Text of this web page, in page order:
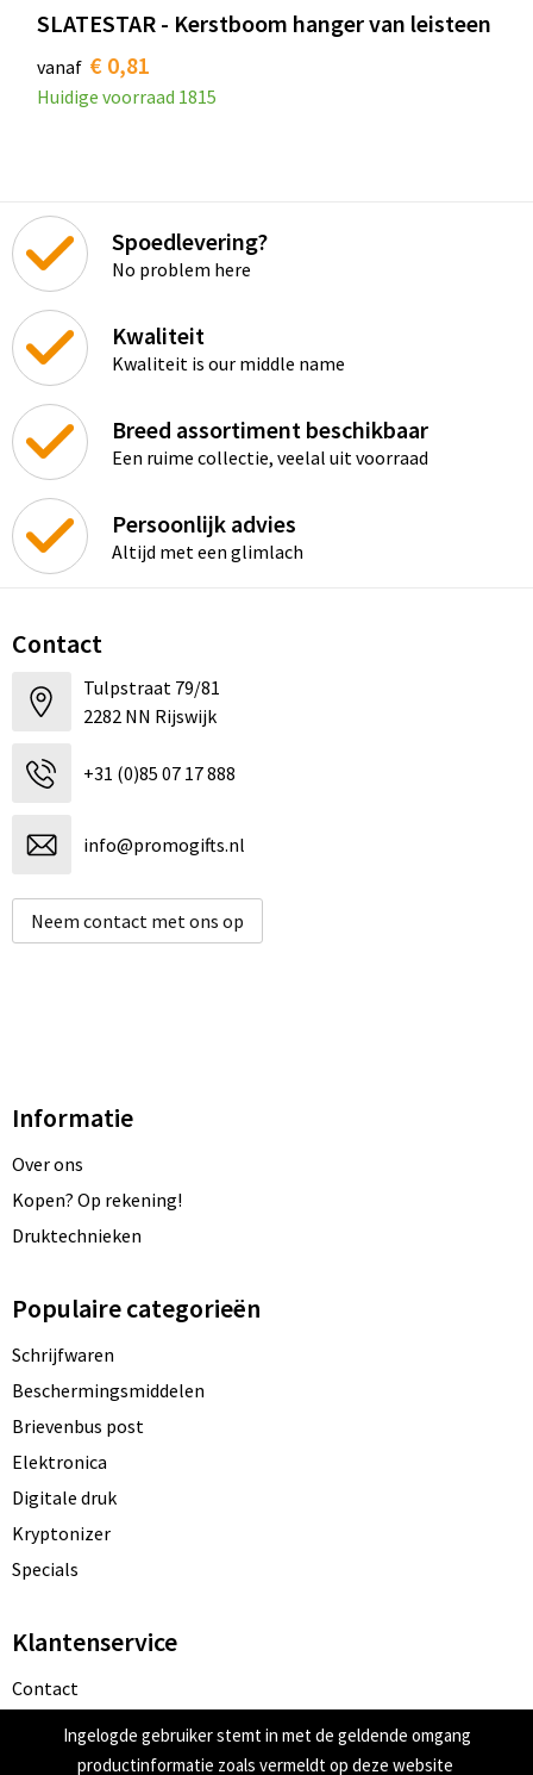
SLATESTAR - Kerstboom hanger van leisteen
vanaf € 0,81
Huidige voorraad 1815
Spoedlevering?
No problem here
Kwaliteit
Kwaliteit is our middle name
Breed assortiment beschikbaar
Een ruime collectie, veelal uit voorraad
Persoonlijk advies
Altijd met een glimlach
Contact
Tulpstraat 79/81
2282 NN Rijswijk
+31 (0)85 07 17 888
info@promogifts.nl
Neem contact met ons op
Informatie
Over ons
Kopen? Op rekening!
Druktechnieken
Populaire categorieën
Schrijfwaren
Beschermingsmiddelen
Brievenbus post
Elektronica
Digitale druk
Kryptonizer
Specials
Klantenservice
Contact
Bestelling & Bezorging
Betaalmethoden
Ingelogde gebruiker stemt in met de geldende omgang
productinformatie zoals vermeldt op deze website